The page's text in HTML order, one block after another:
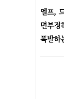
엘프,
면부정
폭발하